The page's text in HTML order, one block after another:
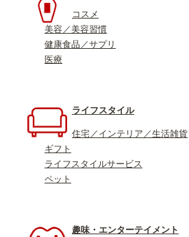
コスメ
美容／美容習慣
健康食品／サプリ
医療
ライフスタイル
住宅／インテリア／生活雑貨
ギフト
ライフスタイルサービス
ペット
趣味・エンターテイメント